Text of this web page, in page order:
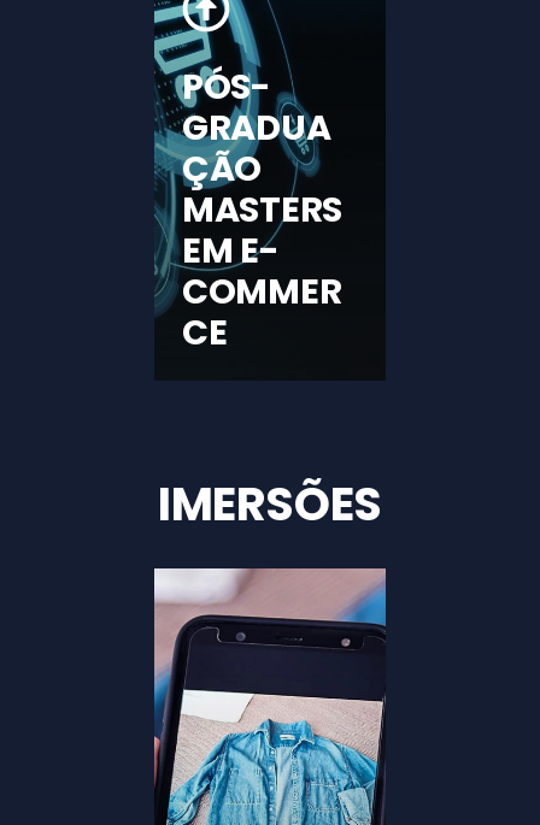
PÓS-
GRADUA
ÇÃO
MASTERS
EM E-
COMMER
CE
IMERSÕES